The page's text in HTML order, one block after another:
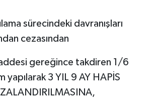
sürecindeki davranışları
cezasından
gereğince takdiren 1/6
yapılarak 3 YIL 9 AY HAPİS